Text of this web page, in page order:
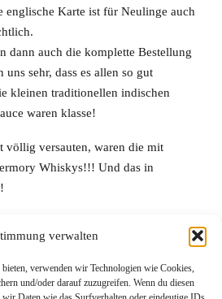
verwalten
verwenden wir Technologien wie Cookies,
und/oder darauf zuzugreifen. Wenn du diesen
englische Karte ist für Neulinge auch
dann auch die komplette Bestellung
sehr, dass es allen so gut
kleinen traditionellen indischen
waren klasse!
völlig versauten, waren die mit
Whiskys!!! Und das in
Aber nur kurz, die Midges waren